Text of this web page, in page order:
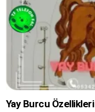
Yay Burcu Özellikleri